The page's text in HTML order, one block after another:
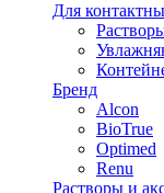
Для
Бренд
Alcon
BioTrue
Optimed
Renu
Растворы и